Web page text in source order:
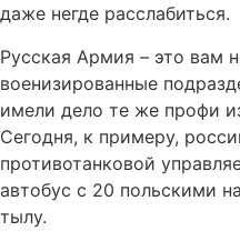
даже негде расслабиться.
Русская Армия – это вам
военизированные
имели дело те же профи
Сегодня, к примеру,
противотанковой
автобус с 20 польскими
тылу.